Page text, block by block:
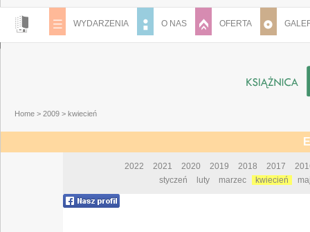
WYDARZENIA O NAS OFERTA
Home > 2009 > kwiecień
2022 2021 2020 2019 2018 2017
styczeń
luty marzec kwiecień